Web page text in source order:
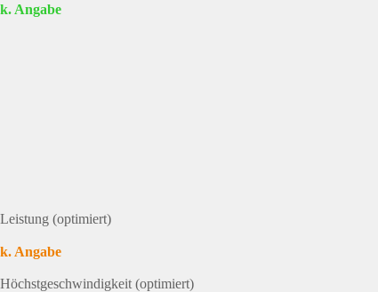
k. Angabe
Leistung (optimiert)
k. Angabe
Höchstgeschwindigkeit (optimiert)